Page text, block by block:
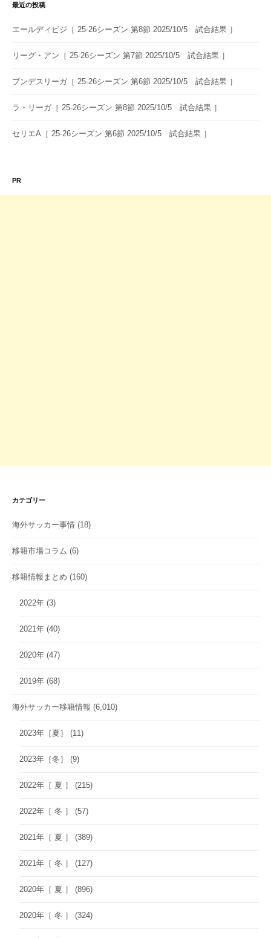
ョ
ン
最近の投稿
エールディビジ［ 25-26シーズン 第8節 2025/10/5 試合結果 ］
リーグ・アン［ 25-26シーズン 第7節 2025/10/5 試合結果 ］
ブンデスリーガ［ 25-26シーズン 第6節 2025/10/5 試合結果 ］
ラ・リーガ［ 25-26シーズン 第8節 2025/10/5 試合結果 ］
セリエA［ 25-26シーズン 第6節 2025/10/5 試合結果 ］
PR
カテゴリー
海外サッカー事情 (18)
移籍市場コラム (6)
移籍情報まとめ (160)
2022年 (3)
2021年 (40)
2020年 (47)
2019年 (68)
海外サッカー移籍情報 (6,010)
2023年［夏］ (11)
2023年［冬］ (9)
2022年［ 夏 ］ (215)
2022年［ 冬 ］ (57)
2021年［ 夏 ］ (389)
2021年［ 冬 ］ (127)
2020年［ 夏 ］ (896)
2020年［ 冬 ］ (324)